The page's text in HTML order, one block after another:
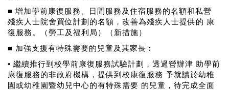
■ 增加學前康復服務、日間服務及住宿服務的名額和私營
殘疾人士院舍買位計劃的名額，改善為殘疾人士提供的 康
復服務。（勞工及福利局）（新措施）
■ 加強支援有特殊需要的兒童及其家長︰
• 繼續推行到校學前康復服務試驗計劃，透過營辦津 助學前
康復服務的非政府機構，提供到校康復服務 予就讀於幼稚
園或幼稚園暨幼兒中心的有特殊需要 的兒童，待完成全面